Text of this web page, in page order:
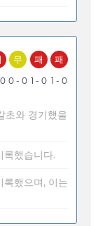
무
0 - 0
패
1 - 0
패
1 - 0
초와 경기했을
록했습니다.
록했으며, 이는